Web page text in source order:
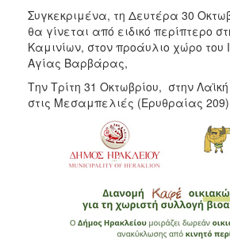
Συγκεκριμένα, τη Δευτέρα 30
θα γίνεται από ειδικό περίπτερο
Καμινίων, στον προάυλιο χώρο του
Αγίας Βαρβάρας,
Την Τρίτη 31 Οκτωβρίου, στην
στις Μεσαμπελιές (Ερυθραίας